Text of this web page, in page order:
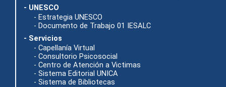
- UNESCO
- Estrategia UNESCO
- Documento de Trabajo 01 IESALC
- Servicios
- Capellanía Virtual
- Consultorio Psicosocial
- Centro de Atención a Victimas
- Sistema Editorial UNICA
- Sistema de Bibliotecas